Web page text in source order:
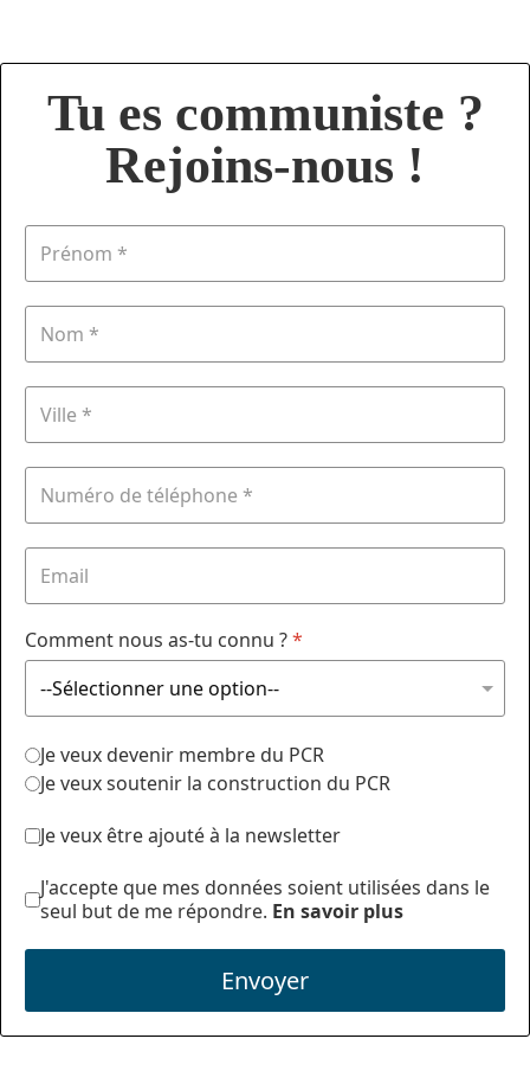
Tu es communiste ?
Rejoins-nous !
Comment nous as-tu connu ?*
Je veux devenir membre du PCR
Je veux soutenir la construction du PCR
Je veux être ajouté à la newsletter
J'accepte que mes données soient utilisées dans le
seul but de me répondre. En savoir plus
Envoyer